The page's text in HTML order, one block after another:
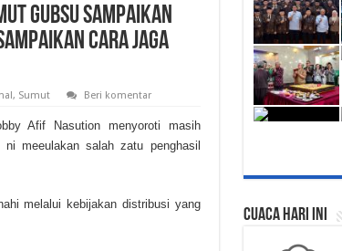
Gubsu Sampaikan
Cara Jaga
, Sumut Beri komentar
Afif Nasution menyoroti masih
meeulakan salah zatu penghasil
melalui kebijakan distribusi yang
Cuaca Hari Ini